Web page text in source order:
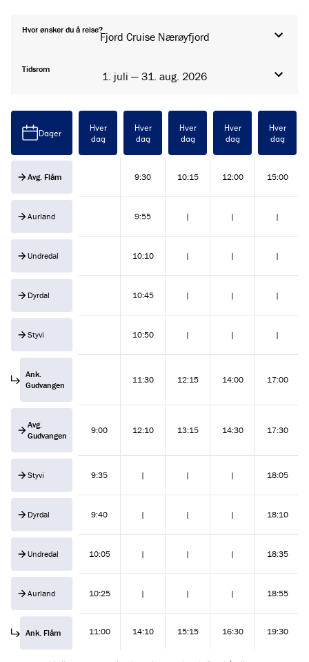
Hvor ønsker du å reise?
Fjord Cruise Nærøyfjord
Tidsrom
1. juli — 31. aug. 2026
Dager
Hver
dag
Hver
dag
Hver
dag
Hver
dag
Hver
dag
Avg. Flåm 9:30 10:15 12:00 15:00
Aurland 9:55 | | |
Undredal 10:10 | | |
Dyrdal 10:45 | | |
Styvi 10:50 | | |
Ank.
Gudvangen
11:30 12:15 14:00 17:00
Avg.
Gudvangen
9:00 12:10 13:15 14:30 17:30
Styvi 9:35 | | | 18:05
Dyrdal 9:40 | | | 18:10
Undredal 10:05 | | | 18:35
Aurland 10:25 | | | 18:55
Ank. Flåm 11:00 14:10 15:15 16:30 19:30